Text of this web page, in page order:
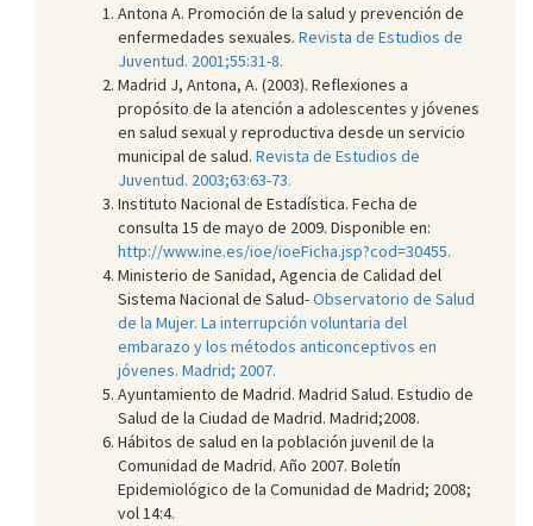
Antona A. Promoción de la salud y prevención de
enfermedades sexuales. Revista de Estudios de
Juventud. 2001;55:31-8.
Madrid J, Antona, A. (2003). Reflexiones a
propósito de la atención a adolescentes y jóvenes
en salud sexual y reproductiva desde un servicio
municipal de salud. Revista de Estudios de
Juventud. 2003;63:63-73.
Instituto Nacional de Estadística. Fecha de
consulta 15 de mayo de 2009. Disponible en:
http://www.ine.es/ioe/ioeFicha.jsp?cod=30455.
Ministerio de Sanidad, Agencia de Calidad del
Sistema Nacional de Salud-Observatorio de Salud
de la Mujer. La interrupción voluntaria del
embarazo y los métodos anticonceptivos en
jóvenes. Madrid; 2007.
Ayuntamiento de Madrid. Madrid Salud. Estudio de
Salud de la Ciudad de Madrid. Madrid;2008.
Hábitos de salud en la población juvenil de la
Comunidad de Madrid. Año 2007. Boletín
Epidemiológico de la Comunidad de Madrid; 2008;
vol 14:4.